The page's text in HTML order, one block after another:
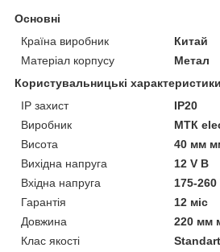
Основні
Країна виробник
Китай
Матеріал корпусу
Метал
Користувальницькі характеристики
IP захист
IP20
Виробник
МТК
Висота
40 мм
Вихідна напруга
12 V В
Вхідна напруга
175-
Гарантія
12 міс
Довжина
220 мм
Клас якості
Standart